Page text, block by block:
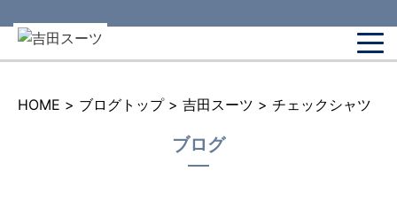
HOME > ブログトップ > 吉田スーツ > チェックシャツ
ブログ